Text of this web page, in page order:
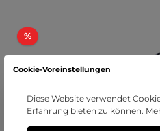
Bildergalerie überspringen
%Rabatt
Cookie-Voreinstellungen
Diese Website verwendet
Erfahrung bieten zu können.